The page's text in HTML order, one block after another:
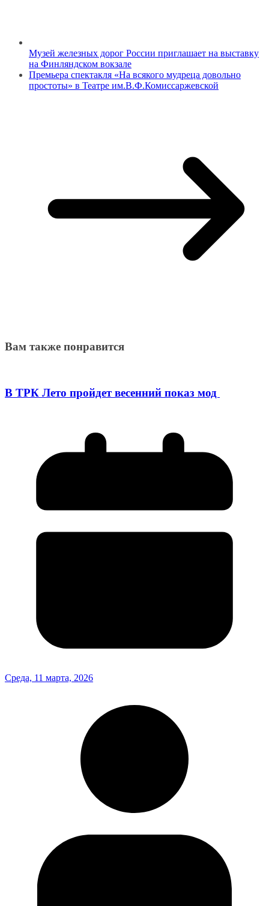
Музей железных дорог России приглашает на выставку
на Финляндском вокзале
Премьера спектакля «На всякого мудреца довольно
простоты» в Театре им.В.Ф.Комиссаржевской
Вам также понравится
В ТРК Лето пройдет весенний показ мод
Среда, 11 марта, 2026